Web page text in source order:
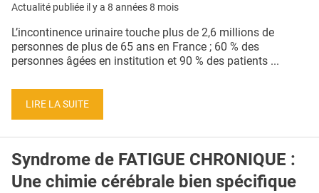
Actualité publiée il y a 8 années 8 mois
L’incontinence urinaire touche plus de 2,6 millions de
personnes de plus de 65 ans en France ; 60 % des
personnes âgées en institution et 90 % des patients ...
LIRE LA SUITE
Syndrome de FATIGUE CHRONIQUE :
Une chimie cérébrale bien spécifique